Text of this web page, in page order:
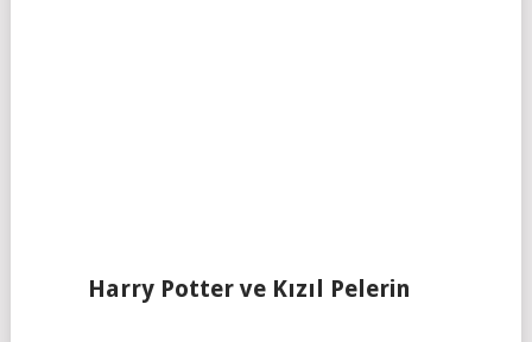
Harry Potter ve Kızıl Pelerin